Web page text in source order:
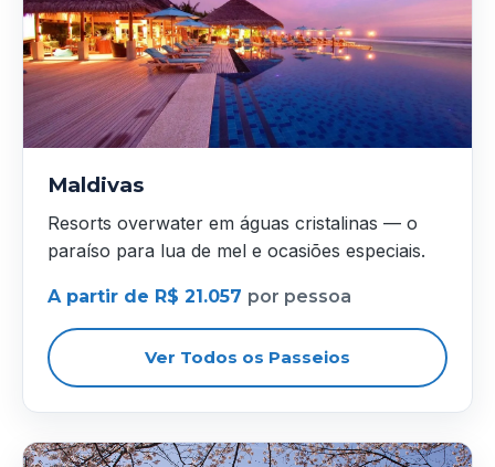
Maldivas
Resorts overwater em águas cristalinas — o
paraíso para lua de mel e ocasiões especiais.
A partir de R$ 21.057 por pessoa
Ver Todos os Passeios